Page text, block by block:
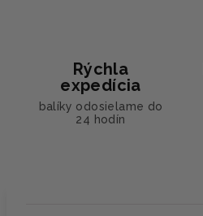
Rýchla
expedícia
balíky odosielame do
24 hodín